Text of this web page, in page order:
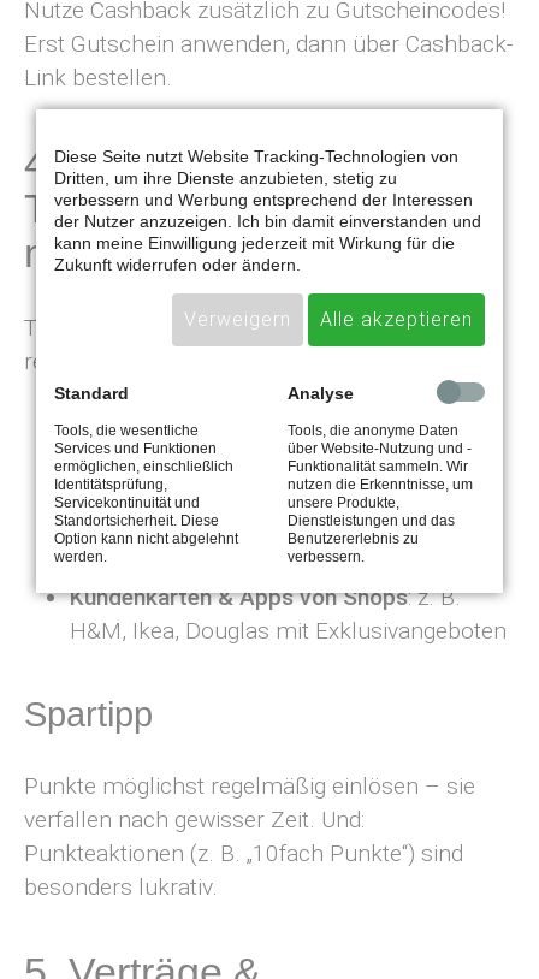
Nutze Cashback zusätzlich zu Gutscheincodes!
Erst Gutschein anwenden, dann über Cashback-
Link bestellen.
4. Bonus- und
Treueprogramme clever
nutzen
Treueprogramme lohnen sich, wenn du
regelmäßig bei denselben Anbietern einkaufst:
Payback
(Rewe, dm, real, etc.): Punkte
sammeln und gegen Prämien oder
Einkaufsguthaben tauschen
DeutschlandCard
(Edeka, Netto): Gleiches
Prinzip wie Payback
Kundenkarten & Apps von Shops: z. B.
H&M, Ikea, Douglas mit Exklusivangeboten
Spartipp
Punkte möglichst regelmäßig einlösen – sie
verfallen nach gewisser Zeit. Und:
Punkteaktionen (z. B. „10fach Punkte“) sind
besonders lukrativ.
Diese Seite nutzt Website Tracking-Technologien von
Dritten, um ihre Dienste anzubieten, stetig zu
verbessern und Werbung entsprechend der Interessen
der Nutzer anzuzeigen. Ich bin damit einverstanden und
kann meine Einwilligung jederzeit mit Wirkung für die
Zukunft widerrufen oder ändern.
Verweigern Alle akzeptieren
Standard
Tools, die wesentliche
Services und Funktionen
ermöglichen, einschließlich
Identitätsprüfung,
Servicekontinuität und
Standortsicherheit. Diese
Option kann nicht abgelehnt
werden.
Analyse
Tools, die anonyme Daten
über Website-Nutzung und -
Funktionalität sammeln. Wir
nutzen die Erkenntnisse, um
unsere Produkte,
Dienstleistungen und das
Benutzererlebnis zu
verbessern.